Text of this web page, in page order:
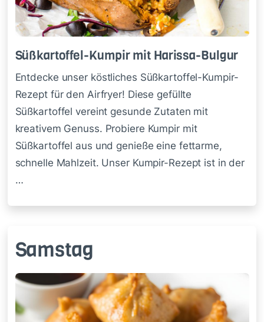
Süß­kar­tof­fel-Kum­pir mit Ha­ris­sa-Bul­gur
​Entdecke unser köstliches Süßkartoffel-Kumpir-
Rezept für den Airfryer! Diese gefüllte
Süßkartoffel vereint gesunde Zutaten mit
kreativem Genuss. Probiere Kumpir mit
Süßkartoffel aus und genieße eine fettarme,
schnelle Mahlzeit. Unser Kumpir-Rezept ist in der
…
Samstag